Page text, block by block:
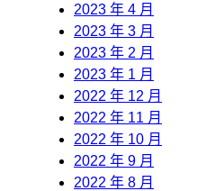
2023 年 4 月
2023 年 3 月
2023 年 2 月
2023 年 1 月
2022 年 12 月
2022 年 11 月
2022 年 10 月
2022 年 9 月
2022 年 8 月